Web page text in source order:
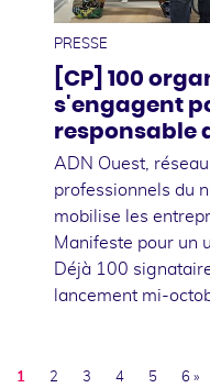
PRESSE
[CP] 100
s'engagent
responsable
ADN Ouest,
professionnels du
mobilise les
Manifeste pour un
Déjà 100
lancement mi-
1 2 3 4 5 6 »